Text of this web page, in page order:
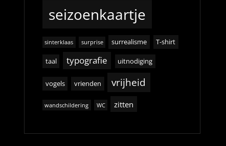
seizoenkaartje
sinterklaas surprise surrealisme T-shirt
taal typografie uitnodiging
vogels vrienden vrijheid
wandschildering WC zitten